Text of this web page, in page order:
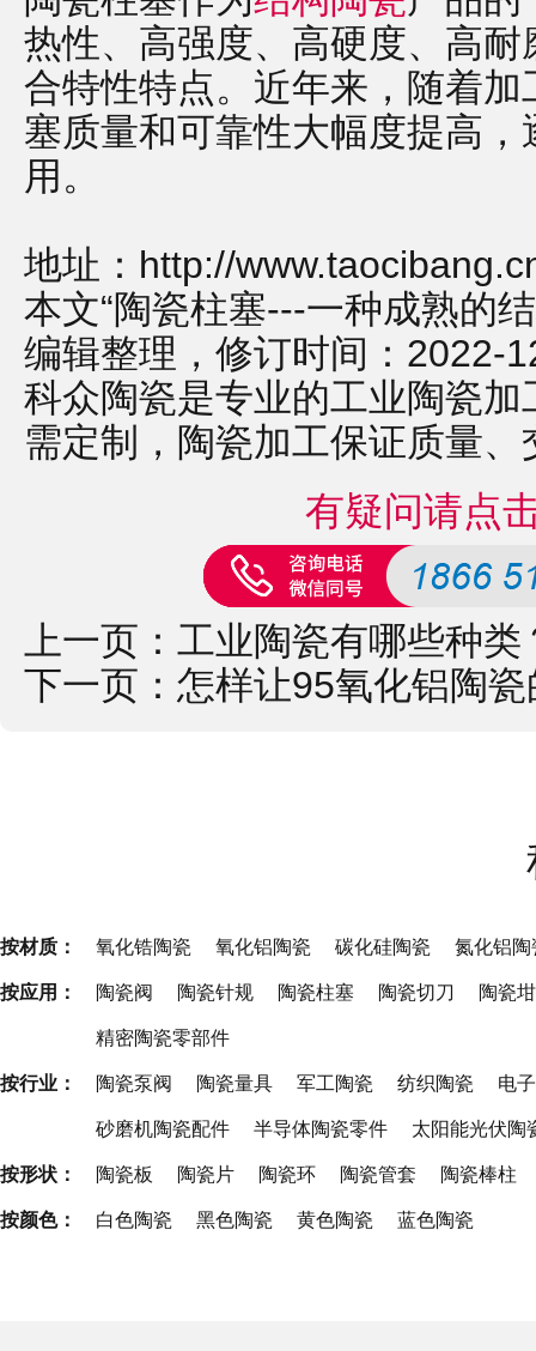
热性、高强度、高硬度、高
合特性特点。近年来，随着
塞质量和可靠性大幅度提高
用。
地址： http://
本文“陶瓷柱塞---一种成熟的
编辑整理，修订时间：2022-
科众陶瓷是专业的工业陶瓷加
需定制， 陶瓷加工保证质量、
有疑问请点
上一页： 工业陶瓷有哪些种类
下一页： 怎样让95氧化铝陶
按材质： 氧化锆陶瓷 氧化铝陶瓷 碳化硅陶瓷 氮化铝陶
按应用： 陶瓷阀 陶瓷针规 陶瓷柱塞 陶瓷切刀 陶瓷
精密陶瓷零部件
按行业： 陶瓷泵阀 陶瓷量具 军工陶瓷 纺织陶瓷 电
砂磨机陶瓷配件 半导体陶瓷零件 太阳能光伏陶
按形状： 陶瓷板 陶瓷片 陶瓷环 陶瓷管套 陶瓷棒柱
按颜色： 白色陶瓷 黑色陶瓷 黄色陶瓷 蓝色陶瓷